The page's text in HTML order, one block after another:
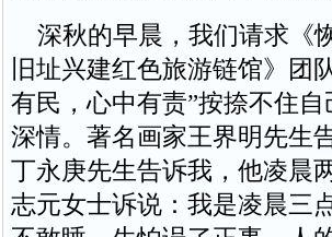
深秋的早晨，我们请求《
旧址兴建红色旅游链馆》团
有民，心中有责”按捺不住
深情。著名画家王界明先生
丁永庚先生告诉我，他凌晨
志元女士诉说：我是凌晨三